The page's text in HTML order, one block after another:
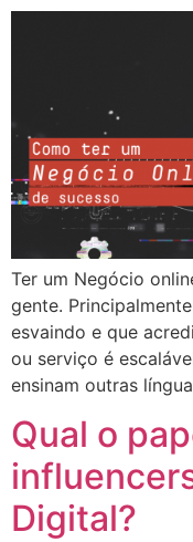
Ter um Negócio
gente.
esvaindo e que
ou serviço é
ensinam outras
Qual o
Digital?